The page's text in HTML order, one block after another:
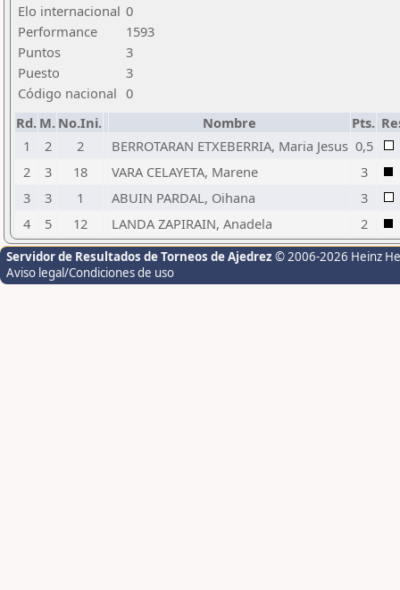
Elo internacional 0
Performance
1593
Puntos
3
Puesto
3
Código nacional 0
Rd. M. No.Ini. Nombre Pts.
1
2 2 BERROTARAN ETXEBERRIA, Maria Jesus 0,5
2
3 18 VARA CELAYETA, Marene 3
3
3 1 ABUIN PARDAL, Oihana
3
4
5 12 LANDA ZAPIRAIN, Anadela 2
Servidor de Resultados de Torneos de Ajedrez © 2006-2026 Heinz
Aviso legal/Condiciones de uso